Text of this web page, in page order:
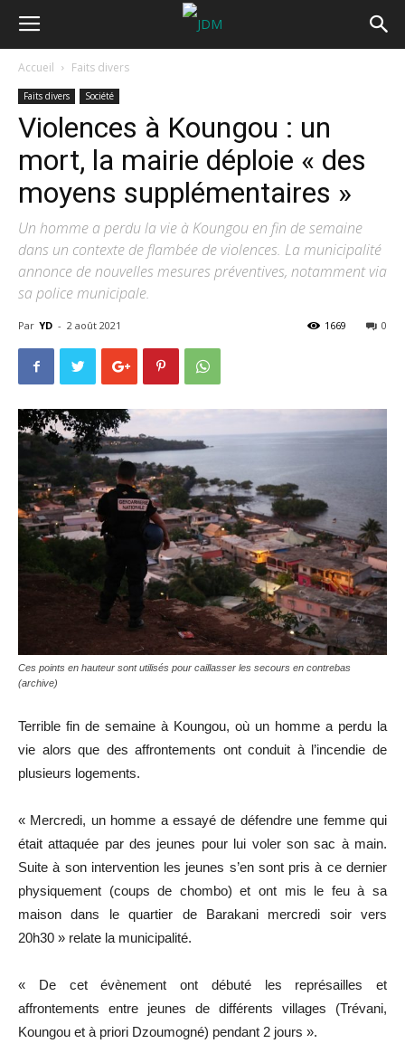
Accueil Faits divers
Faits divers Société
Violences à Koungou : un
mort, la mairie déploie « des
moyens supplémentaires »
Un homme a perdu la vie à Koungou en fin de semaine
dans un contexte de flambée de violences. La municipalité
annonce de nouvelles mesures préventives, notamment via
sa police municipale.
Par YD - 2 août 2021 0
1669
Ces points en hauteur sont utilisés pour caillasser les secours en contrebas
(archive)
Terrible fin de semaine à Koungou, où un homme a perdu la
vie alors que des affrontements ont conduit à l’incendie de
plusieurs logements.
« Mercredi, un homme a essayé de défendre une femme qui
était attaquée par des jeunes pour lui voler son sac à main.
Suite à son intervention les jeunes s’en sont pris à ce dernier
physiquement (coups de chombo) et ont mis le feu à sa
maison dans le quartier de Barakani mercredi soir vers
20h30 » relate la municipalité.
« De cet évènement ont débuté les représailles et
affrontements entre jeunes de différents villages (Trévani,
Koungou et à priori Dzoumogné) pendant 2 jours ».